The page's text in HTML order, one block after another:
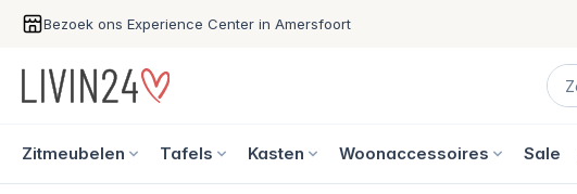
Bezoek ons Experience Center in Amersfoort
Zitmeubelen Tafels Kasten Woonaccessoires Sale